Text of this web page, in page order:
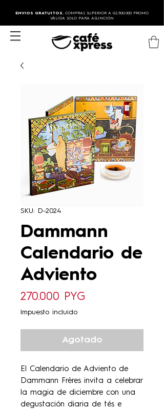
ENVIOS GRATUITOS. COMPRAS SUPERIOR A GS.500.000 PROMO
VÁLIDA SOLO PARA ASUNCIÓN
SKU: D-2024
Dammann
Calendario de
Adviento
270.000 PYG
Impuesto incluido
Agotado
El Calendario de Adviento de
Dammann Frères invita a celebrar
la magia de diciembre con una
degustación diaria de tés e